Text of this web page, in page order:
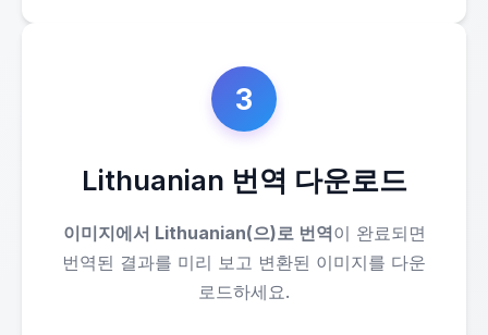
3
Lithuanian 번역 다운로드
이미지에서 Lithuanian(으)로 번역이 완료되면
번역된 결과를 미리 보고 변환된 이미지를 다운
로드하세요.